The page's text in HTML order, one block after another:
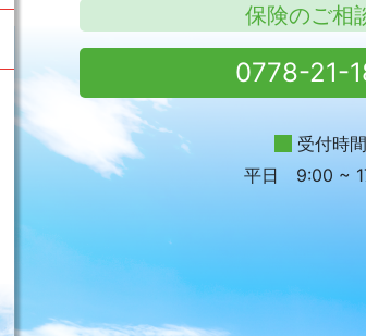
保険のご相
0778-21-
受付時間
平日 9:00 ~